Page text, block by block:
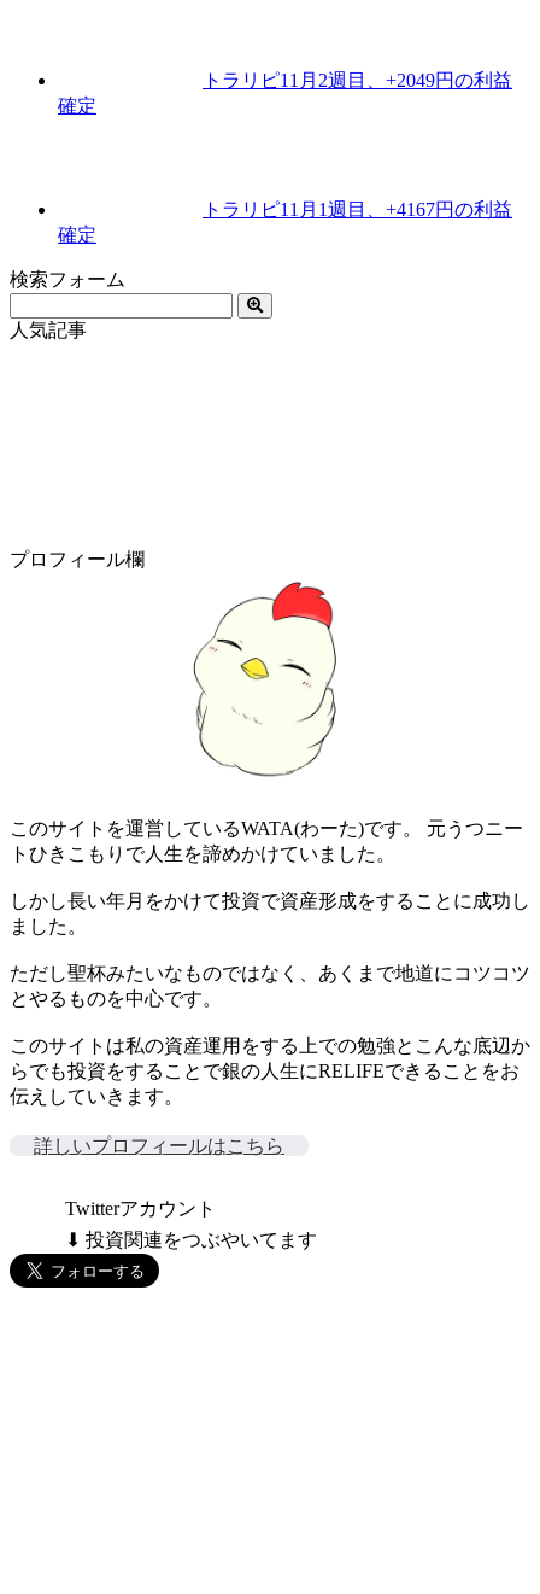
トラリピ11月2週目、+2049円の利益
確定
トラリピ11月1週目、+4167円の利益
確定
検索フォーム
人気記事
プロフィール欄
このサイトを運営しているWATA(わーた)です。 元うつニー
トひきこもりで人生を諦めかけていました。
しかし長い年月をかけて投資で資産形成をすることに成功し
ました。
ただし聖杯みたいなものではなく、あくまで地道にコツコツ
とやるものを中心です。
このサイトは私の資産運用をする上での勉強とこんな底辺か
らでも投資をすることで銀の人生にRELIFEできることをお
伝えしていきます。
詳しいプロフィールはこちら
Twitterアカウント
⬇ 投資関連をつぶやいてます